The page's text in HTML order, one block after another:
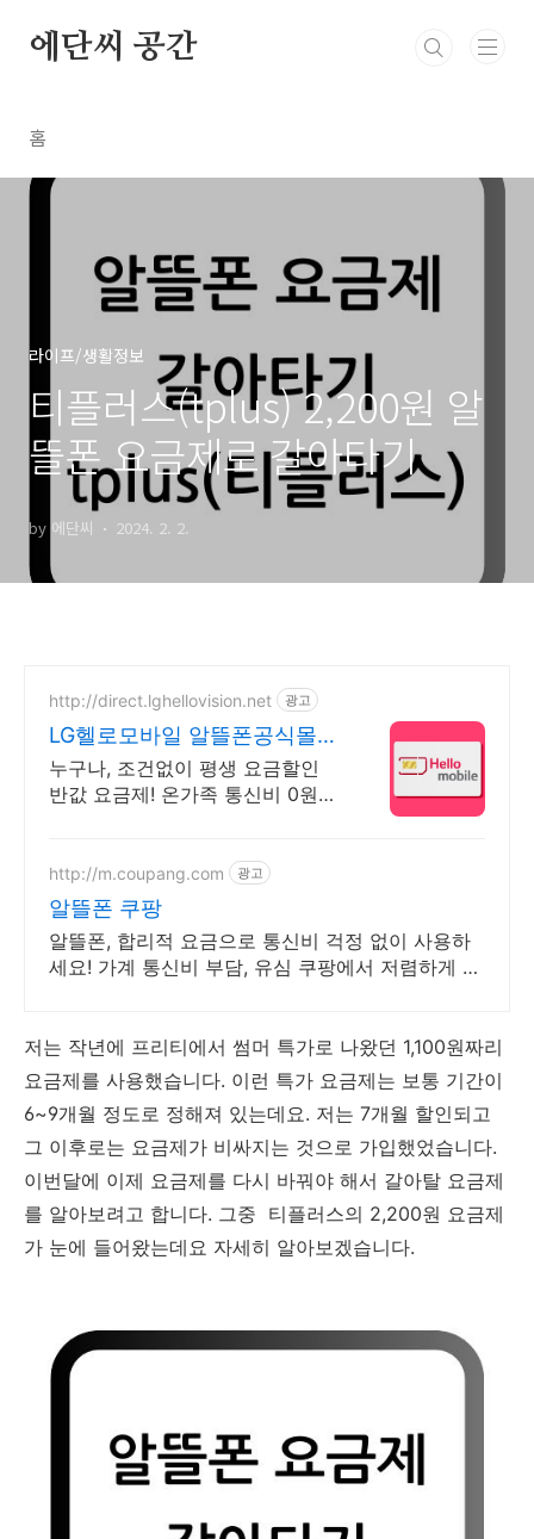
에단씨 공간
홈
라이프/생활정보
티플러스(tplus) 2,200원 알
뜰폰 요금제로 갈아타기
by 에단씨 2024. 2. 2.
http://direct.lghellovision.net 광고
LG헬로모바일 알뜰폰공식몰
편의점 유심, 이심 즉시개통
누구나, 조건없이 평생 요금할인
반값 요금제! 온가족 통신비 0원
http://m.coupang.com 광고
알뜰폰 쿠팡
알뜰폰, 합리적 요금으로 통신비 걱정 없이 사용하
세요! 가계 통신비 부담, 유심 쿠팡에서 저렴하게 줄
저는 작년에 프리티에서 썸머 특가로 나왔던 1,100원짜리
요금제를 사용했습니다. 이런 특가 요금제는 보통 기간이
6~9개월 정도로 정해져 있는데요. 저는 7개월 할인되고
그 이후로는 요금제가 비싸지는 것으로 가입했었습니다.
이번달에 이제 요금제를 다시 바꿔야 해서 갈아탈 요금제
를 알아보려고 합니다. 그중 티플러스의 2,200원 요금제
가 눈에 들어왔는데요 자세히 알아보겠습니다.